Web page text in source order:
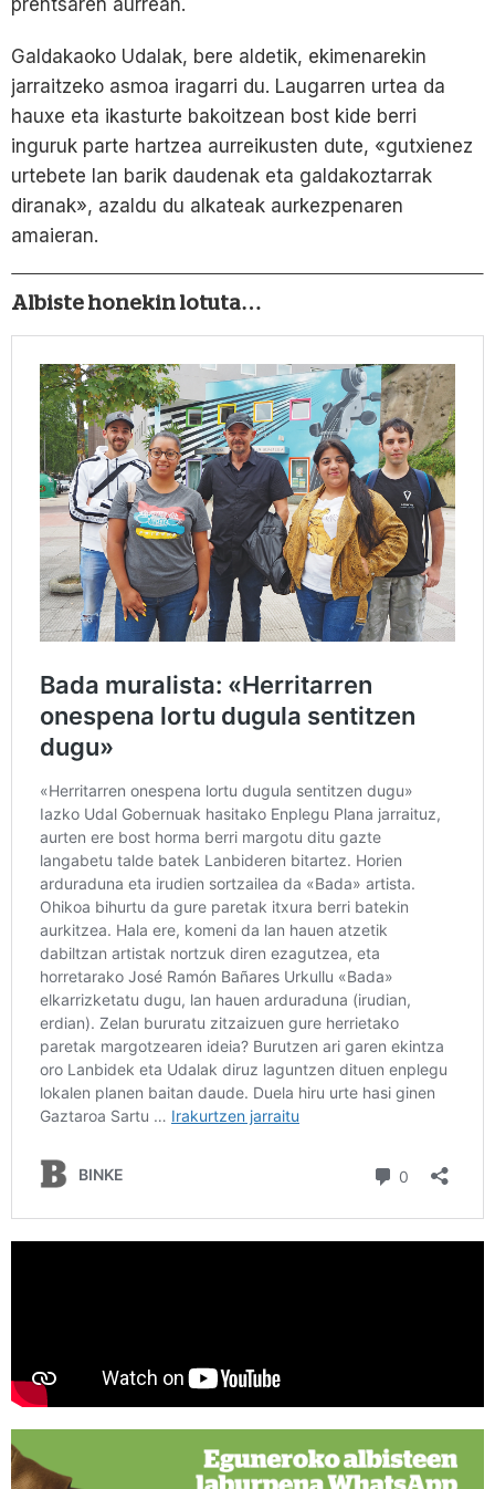
prentsaren aurrean.
Galdakaoko Udalak, bere aldetik, ekimenarekin
jarraitzeko asmoa iragarri du. Laugarren urtea da
hauxe eta ikasturte bakoitzean bost kide berri
inguruk parte hartzea aurreikusten dute, «gutxienez
urtebete lan barik daudenak eta galdakoztarrak
diranak», azaldu du alkateak aurkezpenaren
amaieran.
Albiste honekin lotuta…